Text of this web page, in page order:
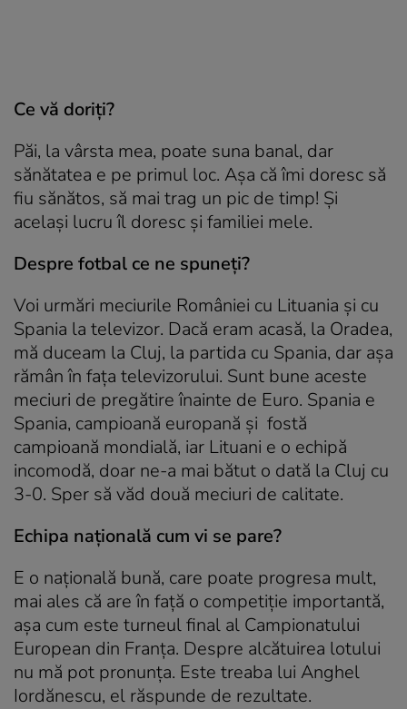
Ce vă doriți?
Păi, la vârsta mea, poate suna banal, dar
sănătatea e pe primul loc. Așa că îmi doresc să
fiu sănătos, să mai trag un pic de timp! Și
același lucru îl doresc și familiei mele.
Despre fotbal ce ne spuneți?
Voi urmări meciurile României cu Lituania și cu
Spania la televizor. Dacă eram acasă, la Oradea,
mă duceam la Cluj, la partida cu Spania, dar așa
rămân în fața televizorului. Sunt bune aceste
meciuri de pregătire înainte de Euro. Spania e
Spania, campioană europană și fostă
campioană mondială, iar Lituani e o echipă
incomodă, doar ne-a mai bătut o dată la Cluj cu
3-0. Sper să văd două meciuri de calitate.
Echipa națională cum vi se pare?
E o națională bună, care poate progresa mult,
mai ales că are în față o competiție importantă,
așa cum este turneul final al Campionatului
European din Franța. Despre alcătuirea lotului
nu mă pot pronunța. Este treaba lui Anghel
Iordănescu, el răspunde de rezultate.